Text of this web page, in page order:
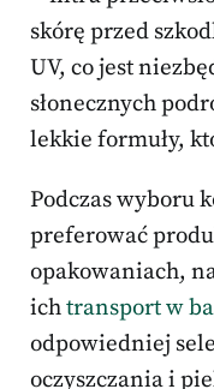
skórę przed
UV, co jest
słonecznych
lekkie formuły,
Podczas wyboru
preferować
opakowaniach,
ichtransport w
odpowiedniej
oczyszczania i